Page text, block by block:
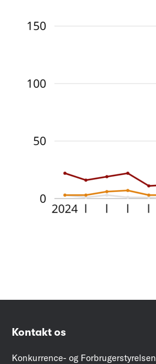
Kontakt os
Konkurrence- og Forbrugerstyrelsen